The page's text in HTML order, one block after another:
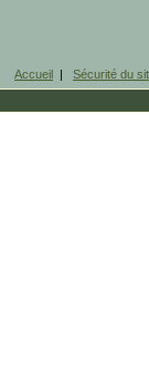
Accueil | Sécurité du